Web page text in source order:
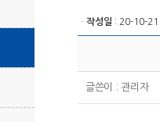
ㆍ 작성일 : 20-10-21
글쓴이 :관리자